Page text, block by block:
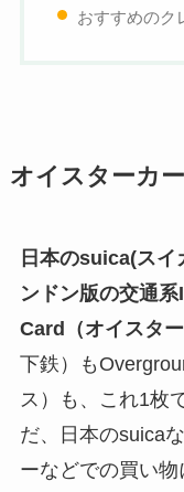
おすすめのク
オイスターカ
日本のsuica(ス
ンドン版の交通
Card（オイスター
下鉄）も
ス）も、これ1枚
だ、日本のsuica
ーなどでの買い